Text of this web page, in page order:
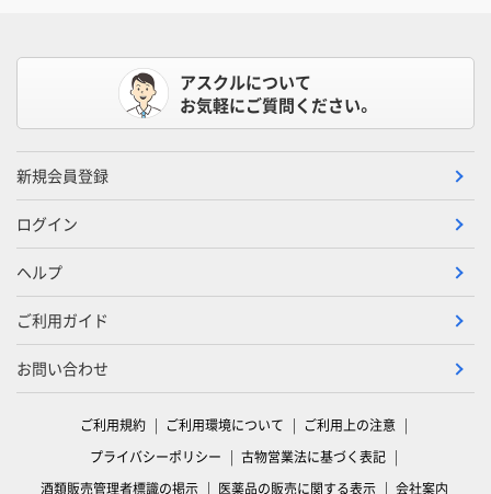
アスクルについて
お気軽にご質問ください。
新規会員登録
ログイン
ヘルプ
ご利用ガイド
お問い合わせ
ご利用規約 ご利用環境について
ご利用上の注意
プライバシーポリシー
古物営業法に基づく表記
酒類販売管理者標識の掲示
医薬品の販売に関する表示 会社案内